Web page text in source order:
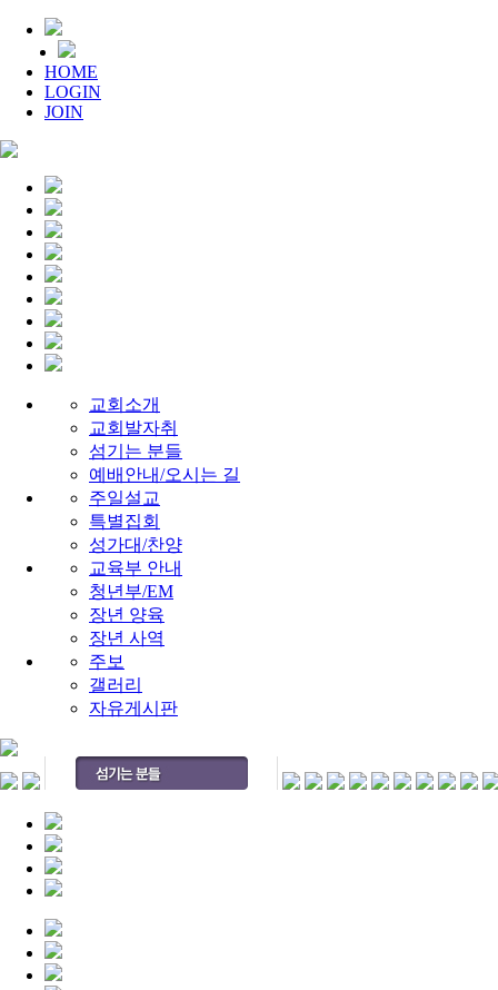
HOME
LOGIN
JOIN
교회소개
교회발자취
섬기는 분들
예배안내/오시는 길
주일설교
특별집회
성가대/찬양
교육부 안내
청년부/EM
장년 양육
장년 사역
주보
갤러리
자유게시판